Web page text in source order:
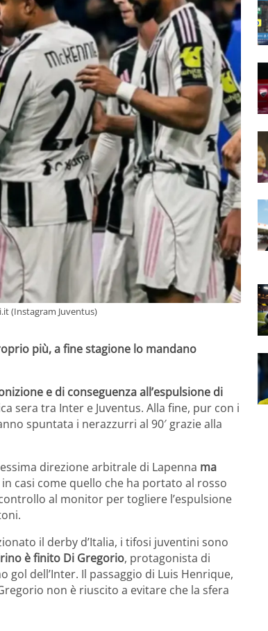
(Instagram Juventus)
più, a fine stagione lo mandano
e di conseguenza all’espulsione di
sera tra Inter e Juventus. Alla fine, pur con i
spuntata i nerazzurri al 90′ grazie alla
direzione arbitrale di Lapenna ma
in casi come quello che ha portato al rosso
al monitor per togliere l’espulsione
il derby d’Italia, i tifosi juventini sono
è finito Di Gregorio, protagonista di
gol dell’Inter. Il passaggio di Luis Henrique,
non è riuscito a evitare che la sfera